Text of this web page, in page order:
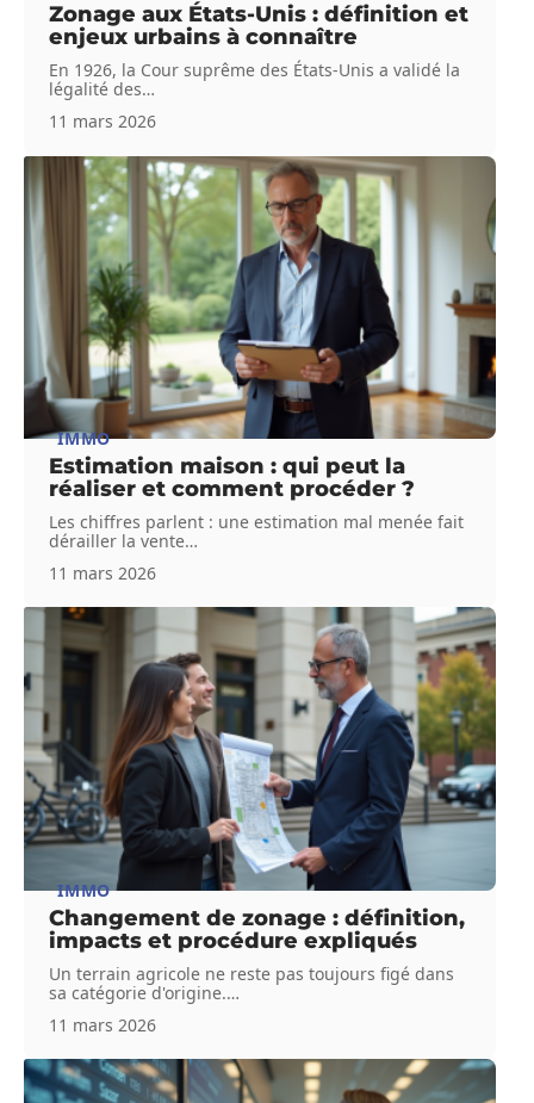
Zonage aux États-Unis : définition et
enjeux urbains à connaître
En 1926, la Cour suprême des États-Unis a validé la
légalité des…
11 mars 2026
IMMO
Estimation maison : qui peut la
réaliser et comment procéder ?
Les chiffres parlent : une estimation mal menée fait
dérailler la vente…
11 mars 2026
IMMO
Changement de zonage : définition,
impacts et procédure expliqués
Un terrain agricole ne reste pas toujours figé dans
sa catégorie d'origine.…
11 mars 2026